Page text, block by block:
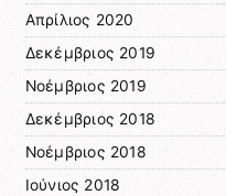
Απρίλιος 2020
Δεκέμβριος 2019
Νοέμβριος 2019
Δεκέμβριος 2018
Νοέμβριος 2018
Ιούνιος 2018